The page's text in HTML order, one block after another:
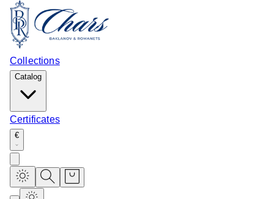
Collections
Catalog
Certificates
€